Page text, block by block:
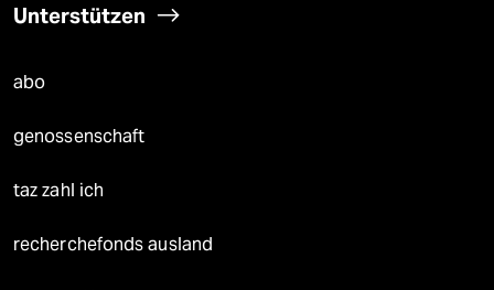
Unterstützen
abo
genossenschaft
taz zahl ich
recherchefonds ausland